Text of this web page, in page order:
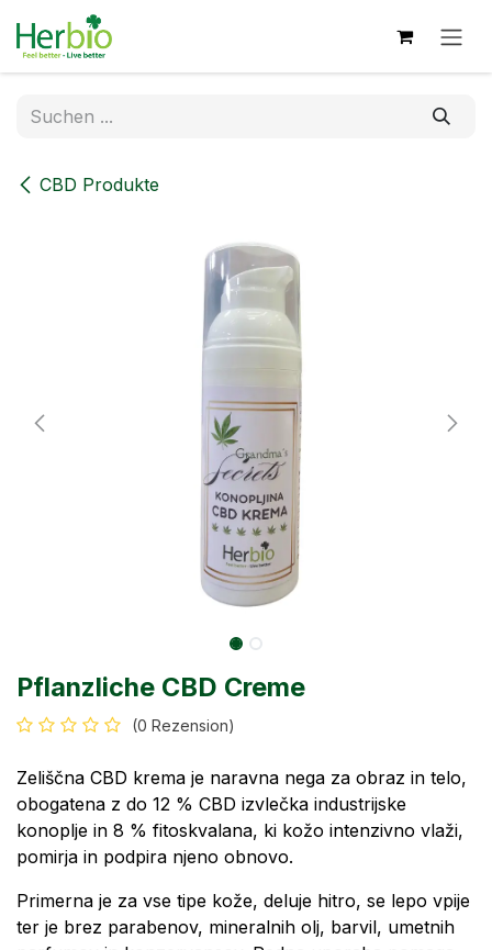
Zum Inhalt springen
CBD Produkte
Pflanzliche CBD Creme
(0 Rezension)
Zeliščna CBD krema je naravna nega za obraz in telo,
obogatena z do 12 % CBD izvlečka industrijske
konoplje in 8 % fitoskvalana, ki kožo intenzivno vlaži,
pomirja in podpira njeno obnovo.
Primerna je za vse tipe kože, deluje hitro, se lepo vpije
ter je brez parabenov, mineralnih olj, barvil, umetnih